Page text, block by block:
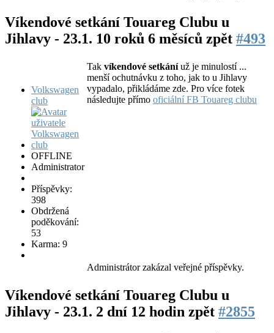
Víkendové setkání Touareg Clubu u
Jihlavy - 23.1. 10 roků 6 měsíců zpět #493
Volkswagen
club
OFFLINE
Administrator
Příspěvky:
398
Obdržená
poděkování:
53
Karma: 9
Tak víkendové setkáníuž je minulostí ...
menší ochutnávku z toho, jak to u Jihlavy
vypadalo, přikládáme zde. Pro více fotek
následujte přímo oficiální FB Touareg clubu
Administrátor zakázal veřejné příspěvky.
Víkendové setkání Touareg Clubu u
Jihlavy - 23.1. 2 dní 12 hodin zpět #2855